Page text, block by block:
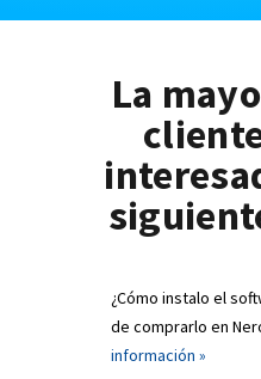
La
¿Cómo instalo el
de comprarlo en
información »